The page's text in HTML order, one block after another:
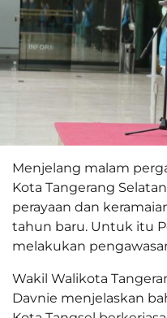
Menjelang malam
Kota Tangerang
perayaan dan
tahun baru. Untuk itu
melakukan
Wakil Walikota
Davnie menjelaskan